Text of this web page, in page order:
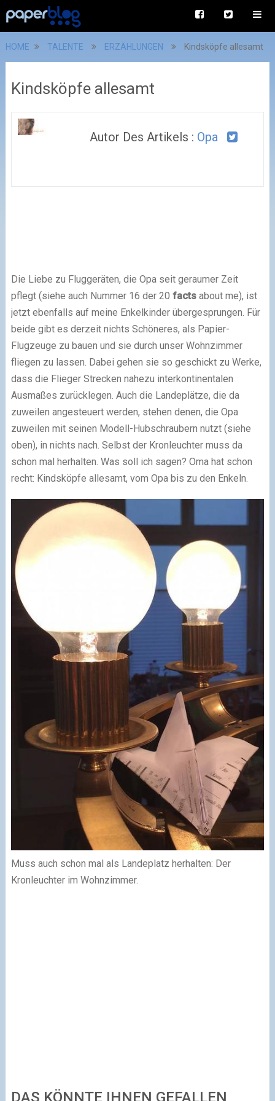
HOME TALENTE ERZÄHLUNGEN Kindsköpfe allesamt
Kindsköpfe allesamt
Autor Des Artikels : Opa
Die Liebe zu Fluggeräten, die Opa seit geraumer Zeit
pflegt (siehe auch Nummer 16 der 20 factsabout me), ist
jetzt ebenfalls auf meine Enkelkinder übergesprungen. Für
beide gibt es derzeit nichts Schöneres, als Papier-
Flugzeuge zu bauen und sie durch unser Wohnzimmer
fliegen zu lassen. Dabei gehen sie so geschickt zu Werke,
dass die Flieger Strecken nahezu interkontinentalen
Ausmaßes zurücklegen. Auch die Landeplätze, die da
zuweilen angesteuert werden, stehen denen, die Opa
zuweilen mit seinen Modell-Hubschraubern nutzt (siehe
oben), in nichts nach. Selbst der Kronleuchter muss da
schon mal herhalten. Was soll ich sagen? Oma hat schon
recht: Kindsköpfe allesamt, vom Opa bis zu den Enkeln.
Muss auch schon mal als Landeplatz herhalten: Der
Kronleuchter im Wohnzimmer.
DAS KÖNNTE IHNEN GEFALLEN